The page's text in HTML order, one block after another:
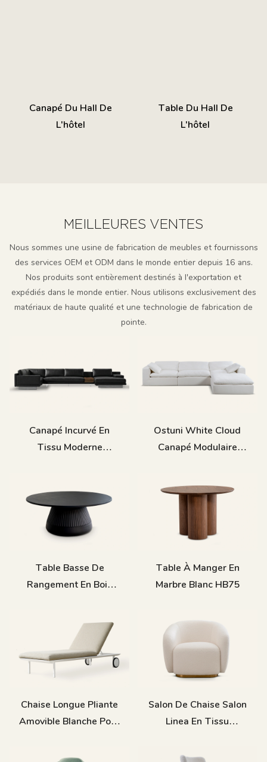
Canapé Du Hall De
L'hôtel
Table Du Hall De
L'hôtel
MEILLEURES VENTES
Nous sommes une usine de fabrication de meubles et fournissons
des services OEM et ODM dans le monde entier depuis 16 ans.
Nos produits sont entièrement destinés à l'exportation et
expédiés dans le monde entier. Nous utilisons exclusivement des
matériaux de haute qualité et une technologie de fabrication de
pointe.
Canapé Incurvé En
Tissu Moderne
Ostuni White Cloud
Canapé Modulaire
Table Basse De
Rangement En Bois
Table À Manger En
Marbre Blanc HB75
Chaise Longue Pliante
Amovible Blanche Pour
Extérieure
Salon De Chaise Salon
Linea En Tissu